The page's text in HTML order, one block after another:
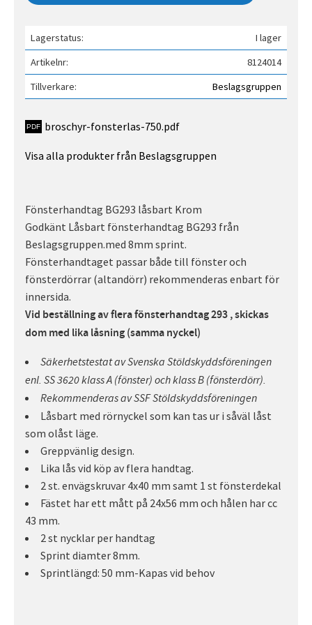
Lagerstatus
I lager
Artikelnr
8124014
Tillverkare
Beslagsgruppen
broschyr-fonsterlas-750.pdf
Visa alla produkter från Beslagsgruppen
Fönsterhandtag BG293 låsbart Krom
Godkänt Låsbart fönsterhandtag BG293 från
Beslagsgruppen.med 8mm sprint.
Fönsterhandtaget passar både till fönster och
fönsterdörrar (altandörr) rekommenderas enbart för
innersida.
Vid beställning av flera fönsterhandtag 293 , skickas
dom med lika låsning (samma nyckel)
Säkerhetstestat av Svenska Stöldskyddsföreningen
enl. SS 3620 klass A (fönster) och klass B (fönsterdörr).
Rekommenderas av SSF Stöldskyddsföreningen
Låsbart med rörnyckel som kan tas ur i såväl låst
som olåst läge.
Greppvänlig design.
Lika lås vid köp av flera handtag.
2 st. envägskruvar 4x40 mm samt 1 st fönsterdekal
Fästet har ett mått på 24x56 mm och hålen har cc
43 mm.
2 st nycklar per handtag
Sprint diamter 8mm.
Sprintlängd: 50 mm-Kapas vid behov